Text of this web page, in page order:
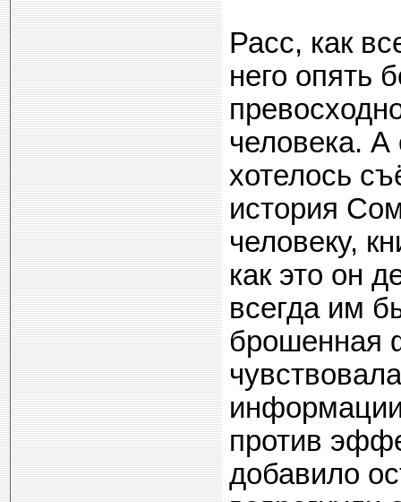
Расс, как
него опять
человека. А
хотелось
история
человеку,
как это он
всегда им
брошенная
против
добавило